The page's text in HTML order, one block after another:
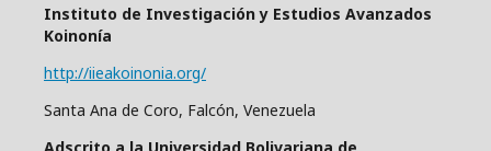
Instituto de Investigación y Estudios Avanzados
Koinonía
http://iieakoinonia.org/
Santa Ana de Coro, Falcón, Venezuela
Adscrito a la Universidad Bolivariana de